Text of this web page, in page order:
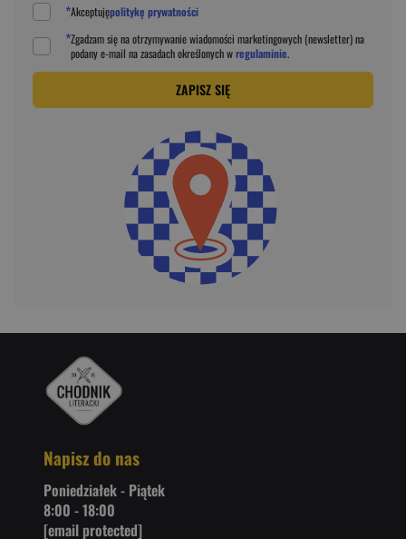
*Akceptujępolitykę prywatności
*Zgadzam się na otrzymywanie wiadomości marketingowych (newsletter) na
podanye-mail na zasadach określonych wregulaminie.
ZAPISZ SIĘ
Napisz do nas
Poniedziałek - Piątek
8:00 - 18:00
[email protected]